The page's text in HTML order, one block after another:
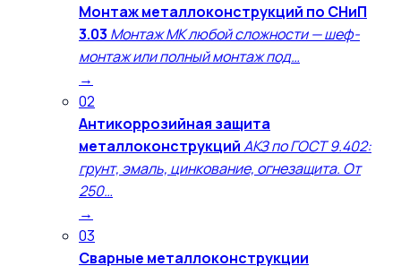
Монтаж металлоконструкций по СНиП
3.03 Монтаж МК любой сложности — шеф-
монтаж или полный монтаж под…
→
02
Антикоррозийная защита
металлоконструкцийАКЗ по ГОСТ 9.402:
грунт, эмаль, цинкование, огнезащита. От
250…
→
03
Сварные металлоконструкции